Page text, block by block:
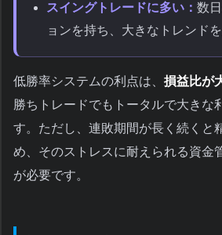
スイングトレードに多い： 数
ョンを持ち、大きなトレンド
低勝率システムの利点は、 損益比が
勝ちトレードでもトータルで大きな
す。ただし、連敗期間が長く続くと
め、そのストレスに耐えられる資金
が必要です。